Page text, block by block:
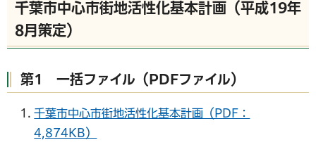
千葉市中心市街地活性化基本計画（平成19年
8月策定）
第1 一括ファイル（PDFファイル）
千葉市中心市街地活性化基本計画（PDF：
4,874KB）